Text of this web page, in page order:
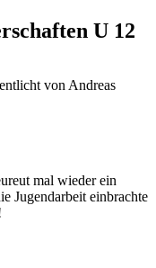
U 12
von Andreas
mal wieder ein
Jugendarbeit einbrachte